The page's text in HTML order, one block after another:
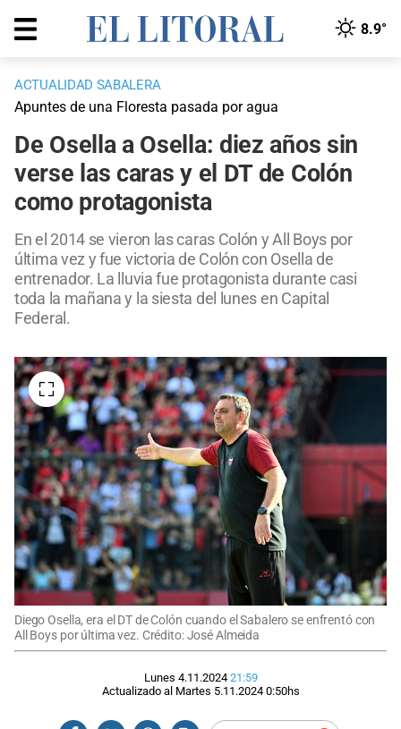
8.9°
ACTUALIDAD SABALERA
Apuntes de una Floresta pasada por agua
De Osella a Osella: diez años sin
verse las caras y el DT de Colón
como protagonista
En el 2014 se vieron las caras Colón y All Boys por
última vez y fue victoria de Colón con Osella de
entrenador. La lluvia fue protagonista durante casi
toda la mañana y la siesta del lunes en Capital
Federal.
Diego Osella, era el DT de Colón cuando el Sabalero se enfrentó con
All Boys por última vez. Crédito: José Almeida
Lunes 4.11.2024 21:59
Actualizado al Martes 5.11.2024 0:50hs